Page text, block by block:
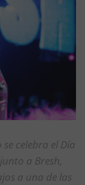
celebra el Día
a Bresh,
a una de las